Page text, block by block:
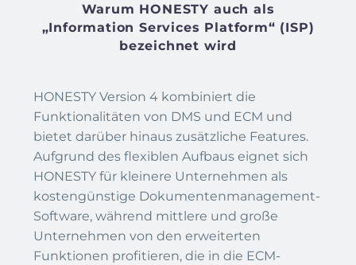
Warum HONESTY auch als
„Information Services Platform“ (ISP)
bezeichnet wird
HONESTY Version 4 kombiniert die
Funktionalitäten von DMS und ECM und
bietet darüber hinaus zusätzliche Features.
Aufgrund des flexiblen Aufbaus eignet sich
HONESTY für kleinere Unternehmen als
kostengünstige Dokumentenmanagement-
Software, während mittlere und große
Unternehmen von den erweiterten
Funktionen profitieren, die in die ECM-